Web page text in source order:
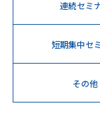
連続セミ
短期集中セ
その他